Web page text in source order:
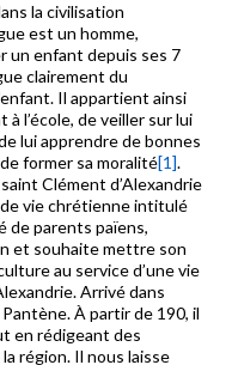
la civilisation
est un homme,
un enfant depuis ses 7
clairement du
Il appartient ainsi
à l’école, de veiller sur lui
lui apprendre de bonnes
former sa moralité[1].
Clément d’Alexandrie
de vie chrétienne intitulé
de parents païens,
et souhaite mettre son
au service d’une vie
Arrivé dans
À partir de 190, il
en rédigeant des
région. Il nous laisse